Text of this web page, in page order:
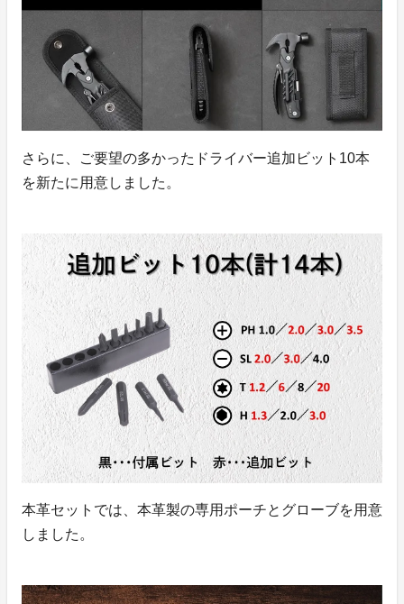
さらに、ご要望の多かったドライバー追加ビット10本
を新たに用意しました。
本革セットでは、本革製の専用ポーチとグローブを用意
しました。